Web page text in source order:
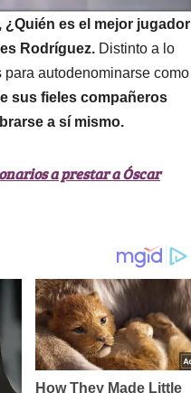
es el mejor jugador
Rodríguez. Distinto a lo
autodenominarse como
sus fieles compañeros
a sí mismo.
a prestar a Óscar